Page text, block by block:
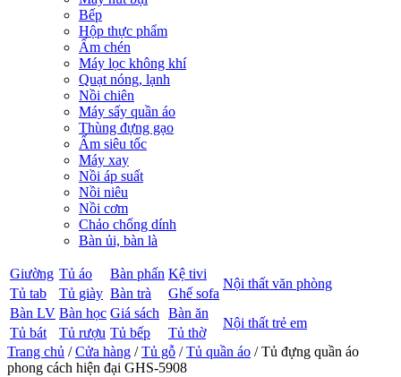
Bếp
Hộp thực phẩm
Ấm chén
Máy lọc không khí
Quạt nóng, lạnh
Nồi chiên
Máy sấy quần áo
Thùng đựng gạo
Ấm siêu tốc
Máy xay
Nồi áp suất
Nồi niêu
Nồi cơm
Chảo chống dính
Bàn ủi, bàn là
Giường Tủ áo Bàn phấn Kệ tivi
Nội thất văn phòng
Tủ tab Tủ giày Bàn trà
Ghế sofa
Bàn LV Bàn học Giá sách Bàn ăn
Nội thất trẻ em
Tủ bát Tủ rượu Tủ bếp
Tủ thờ
Trang chủ /Cửa hàng /Tủ gỗ /Tủ quần áo / Tủ đựng quần áo
phong cách hiện đại GHS-5908